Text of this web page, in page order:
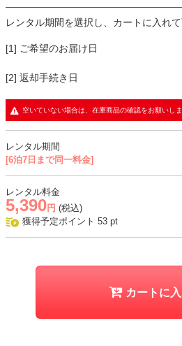
さらにパールのネックレスを合わせれば
透け感があるので、肩紐のないインナ
・トップスはレース生地に同色裏地の
け感あり
・パンツはやや伸縮性のある滑らかな生
結婚式、二次会、謝恩会、成人式、同窓
ど
レンタル期間を選択し、カートに入れ
[1] ご希望のお届け日
[2] 返却手続き日
空いていない場合は、在庫商品の確認をお願いし
レンタル期間
[6泊7日まで同一料金]
レンタル料金
5,390 円 (税込)
獲得予定ポイント 53 pt
カートに